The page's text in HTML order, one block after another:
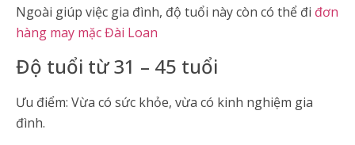
Ngoài giúp việc gia đình, độ tuổi này còn có thể đi đơn
hàng may mặc Đài Loan
Độ tuổi từ 31 – 45 tuổi
Ưu điểm: Vừa có sức khỏe, vừa có kinh nghiệm gia
đình.